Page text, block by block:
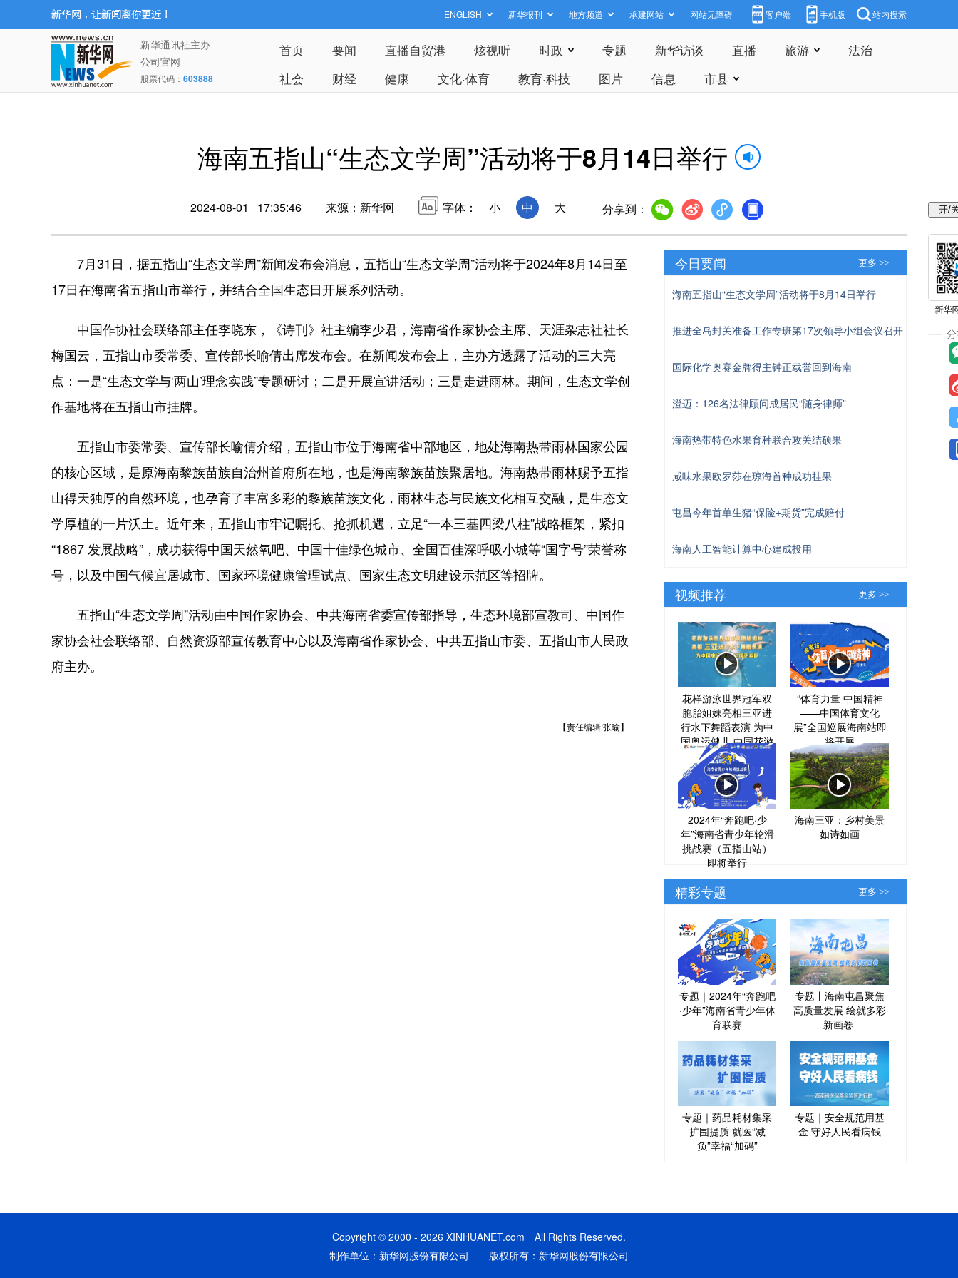
ENGLISH 新华报刊 地方频道 承建网站 网站无障碍 客户端 手机版 站内搜索
新华通讯社主办
公司官网
股票代码： 603888
首页 要闻 直播自贸港 炫视听 时政 专题 新华访谈 直播 旅游
法治
社会
财经 健康 文化·体育 教育·科技 图片 信息 市县
海南五指山“生态文学周”活动将于8月14日举行
2024-08-01 17:35:46 来源：新华网 字体： 小 中 大 分享到：
7月31日，据五指山“生态文学周”新闻发布会消息，五指山“生态文学周”活动将于2024年8月14日至
17日在海南省五指山市举行，并结合全国生态日开展系列活动。
中国作协社会联络部主任李晓东，《诗刊》社主编李少君，海南省作家协会主席、天涯杂志社社长
梅国云，五指山市委常委、宣传部长喻倩出席发布会。在新闻发布会上，主办方透露了活动的三大亮
点：一是“生态文学与‘两山’理念实践”专题研讨；二是开展宣讲活动；三是走进雨林。期间，生态文学创
作基地将在五指山市挂牌。
五指山市委常委、宣传部长喻倩介绍，五指山市位于海南省中部地区，地处海南热带雨林国家公园
的核心区域，是原海南黎族苗族自治州首府所在地，也是海南黎族苗族聚居地。海南热带雨林赐予五指
山得天独厚的自然环境，也孕育了丰富多彩的黎族苗族文化，雨林生态与民族文化相互交融，是生态文
学厚植的一片沃土。近年来，五指山市牢记嘱托、抢抓机遇，立足“一本三基四梁八柱”战略框架，紧扣
“1867 发展战略”，成功获得中国天然氧吧、中国十佳绿色城市、全国百佳深呼吸小城等“国字号”荣誉称
号，以及中国气候宜居城市、国家环境健康管理试点、国家生态文明建设示范区等招牌。
五指山“生态文学周”活动由中国作家协会、中共海南省委宣传部指导，生态环境部宣教司、中国作
家协会社会联络部、自然资源部宣传教育中心以及海南省作家协会、中共五指山市委、五指山市人民政
府主办。
【责任编辑:张瑜】
今日要闻 更多 >>
海南五指山“生态文学周”活动将于8月14日举行
推进全岛封关准备工作专班第17次领导小组会议召开
国际化学奥赛金牌得主钟正载誉回到海南
澄迈：126名法律顾问成居民“随身律师”
海南热带特色水果育种联合攻关结硕果
咸味水果欧罗莎在琼海首种成功挂果
屯昌今年首单生猪“保险+期货”完成赔付
海南人工智能计算中心建成投用
视频推荐 更多 >>
花样游泳世界冠军双
胞胎姐妹亮相三亚进
行水下舞蹈表演 为中
国奥运健儿 中国花游
队加油助威
“体育力量 中国精神
——中国体育文化
展”全国巡展海南站即
将开展
2024年“奔跑吧·少
年”海南省青少年轮滑
挑战赛（五指山站）
即将举行
海南三亚：乡村美景
如诗如画
精彩专题 更多 >>
专题｜2024年“奔跑吧
·少年”海南省青少年体
育联赛
专题丨海南屯昌聚焦
高质量发展 绘就多彩
新画卷
专题｜药品耗材集采
扩围提质 就医“减
负”幸福“加码”
专题｜安全规范用基
金 守好人民看病钱
Copyright © 2000 - 2026 XINHUANET.com All Rights Reserved.
制作单位：新华网股份有限公司 版权所有：新华网股份有限公司